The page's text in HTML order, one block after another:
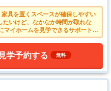
具を置くスペースが確保しやすい
いけど、なかなか時間が取れな
イホームを見学できるサポートを
す。まずはお気軽にお問合せ下さ
見学予約する 無料